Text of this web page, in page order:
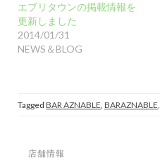
エブリタウンの掲載情報を
更新しました
2014/01/31
NEWS＆BLOG
Tagged BAR AZNABLE, BARAZNABLE,
店舗情報